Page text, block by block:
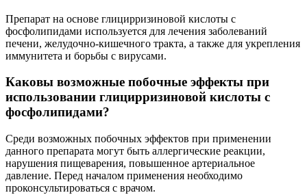
Препарат на основе глицирризиновой кислоты с
фосфолипидами используется для лечения заболеваний
печени, желудочно-кишечного тракта, а также для укрепления
иммунитета и борьбы с вирусами.
Каковы возможные побочные эффекты при
использовании глицирризиновой кислоты с
фосфолипидами?
Среди возможных побочных эффектов при применении
данного препарата могут быть аллергические реакции,
нарушения пищеварения, повышенное артериальное
давление. Перед началом применения необходимо
проконсультироваться с врачом.